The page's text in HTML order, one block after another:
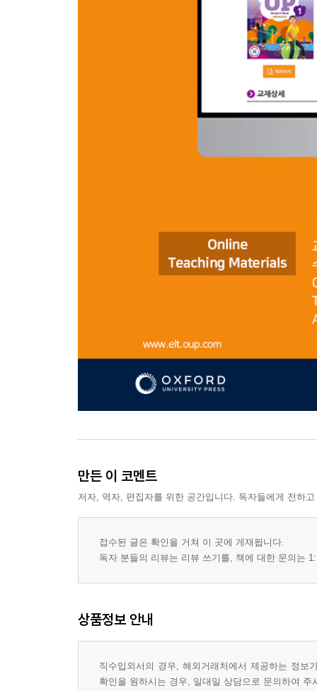
만든 이 코멘트
저자, 역자, 편집자를 위한 공간입니다. 독자들에게 전하
접수된 글은 확인을 거쳐 이 곳에 게재됩니다.
독자 분들의 리뷰는 리뷰 쓰기를, 책에 대한 문의는
상품정보 안내
직수입외서의 경우, 해외거래처에서 제공하는 정
확인을 원하시는 경우, 일대일 상담으로 문의하여 주